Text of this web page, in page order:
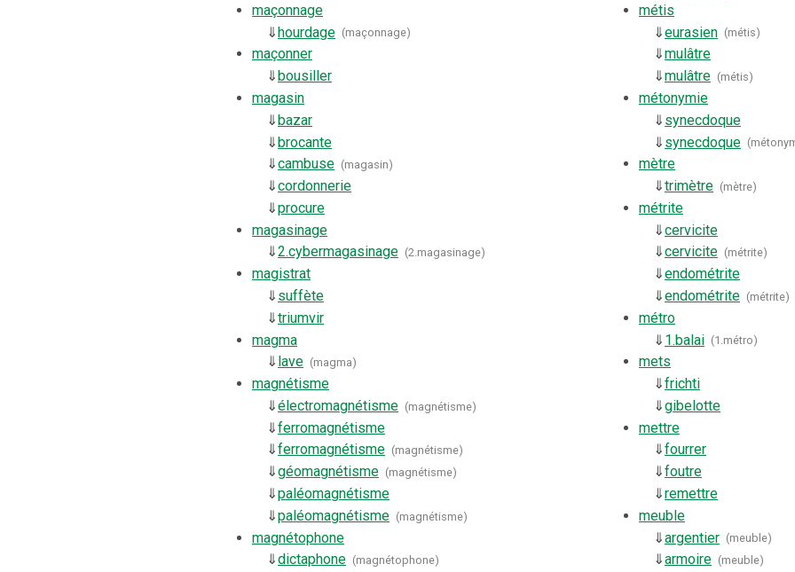
maçonnage
⇓hourdage (maçonnage)
maçonner
⇓ bousiller
magasin
⇓bazar
⇓brocante
⇓cambuse (magasin)
⇓cordonnerie
⇓procure
magasinage
⇓2.cybermagasinage (2.magasinage)
magistrat
⇓ suffète
⇓triumvir
magma
⇓ lave (magma)
magnétisme
⇓électromagnétisme (magnétisme)
⇓ferromagnétisme
⇓ferromagnétisme (magnétisme)
⇓géomagnétisme (magnétisme)
⇓paléomagnétisme
⇓paléomagnétisme (magnétisme)
magnétophone
⇓dictaphone (magnétophone)
métis
⇓eurasien (métis)
⇓mulâtre
⇓mulâtre (métis)
métonymie
⇓ synecdoque
⇓ synecdoque (
mètre
⇓trimètre (mètre)
métrite
⇓cervicite
⇓cervicite (métrite)
⇓endométrite
⇓endométrite (métrite)
métro
⇓ 1.balai (1.métro)
mets
⇓frichti
⇓gibelotte
mettre
⇓fourrer
⇓foutre
⇓remettre
meuble
⇓argentier (meuble)
⇓armoire (meuble)